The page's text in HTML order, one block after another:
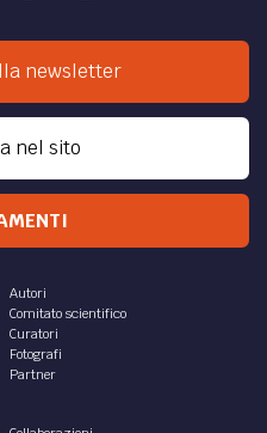
newsletter
nel sito
Autori
Comitato scientifico
Curatori
Fotografi
Partner